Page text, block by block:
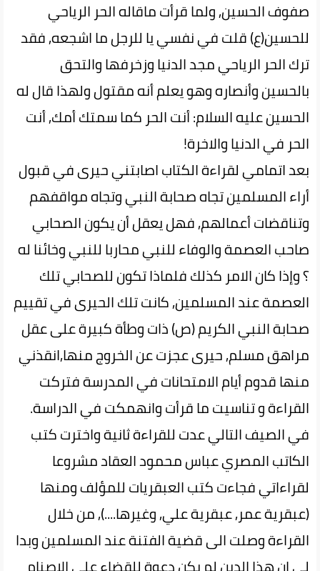
صفوف الحسين, ولما قرأت ماقاله الحر الرياحي
للحسين(ع) قلت في نفسي يا للرجل ما اشجعه, فقد
ترك الحر الرياحي مجد الدنيا وزخرفها والتحق
بالحسين وأنصاره وهو يعلم أنه مقتول ولهذا قال له
الحسين عليه السلام: أنت الحر كما سمتك أمك, أنت
الحر في الدنيا والاخرة!
بعد اتمامي لقراءة الكتاب اصابتني حيرى في قبول
أراء المسلمين تجاه صحابة النبي وتجاه مواقفهم
وتناقضات أعمالهم, فهل يعقل أن يكون الصحابي
صاحب العصمة والوفاء للنبي محاربا للنبي وخائنا له
؟ وإذا كان الامر كذلك فلماذا تكون للصحابي تلك
العصمة عند المسلمين, كانت تلك الحيرى في تقييم
صحابة النبي الكريم (ص) ذات وطأة كبيرة على عقل
مراهق مسلم, حيرى عجزت عن الخروج منها,انقذني
منها قدوم أيام الامتحانات في المدرسة فتركت
القراءة و تناسيت ما قرأت وانهمكت في الدراسة.
في الصيف التالي عدت للقراءة ثانية واخترت كتب
الكاتب المصري عباس محمود العقاد مشروعا
لقراءاتي فجاءت كتب العبقريات للمؤلف ومنها
(عبقرية عمر, عبقرية علي, وغيرها....), من خلال
القراءة وصلت الى قضية الفتنة عند المسلمين وبدا